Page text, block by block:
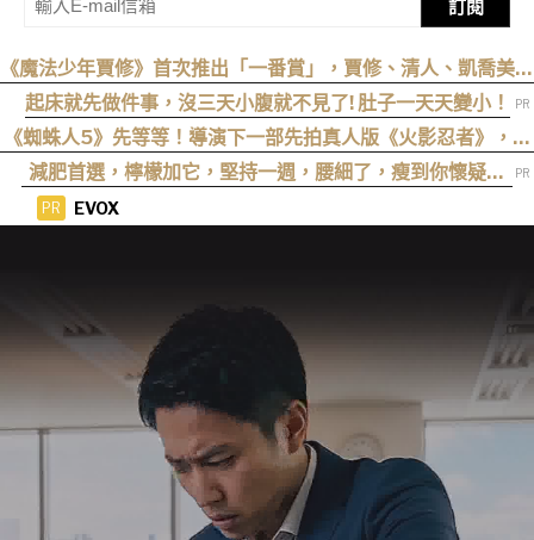
訂閱
《魔法少年賈修》首次推出「一番賞」，賈修、清人、凱喬美與
福爾高雷登場
起床就先做件事，沒三天小腹就不見了! 肚子一天天變小！
《蜘蛛人5》先等等！導演下一部先拍真人版《火影忍者》，電
影目前仍處於前製階段
減肥首選，檸檬加它，堅持一週，腰細了，瘦到你懷疑人
PR EVOX